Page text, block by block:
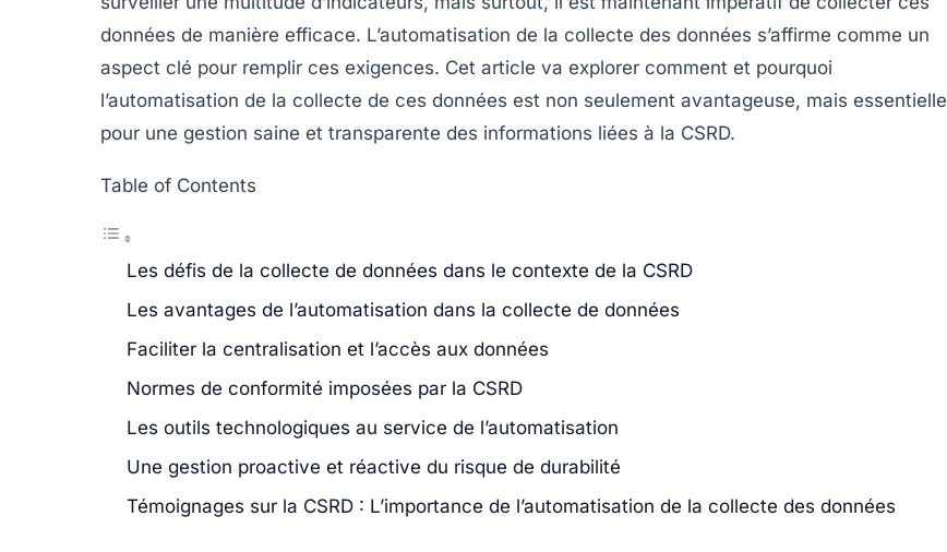
données de manière efficace. L’automatisation de la collecte des données s’affirme comme un
aspect clé pour remplir ces exigences. Cet article va explorer comment et pourquoi
l’automatisation de la collecte de ces données est non seulement avantageuse, mais essentielle
pour une gestion saine et transparente des informations liées à la CSRD.
Table of Contents
Les défis de la collecte de données dans le contexte de la CSRD
Les avantages de l’automatisation dans la collecte de données
Faciliter la centralisation et l’accès aux données
Normes de conformité imposées par la CSRD
Les outils technologiques au service de l’automatisation
Une gestion proactive et réactive du risque de durabilité
Témoignages sur la CSRD : L’importance de l’automatisation de la collecte des données